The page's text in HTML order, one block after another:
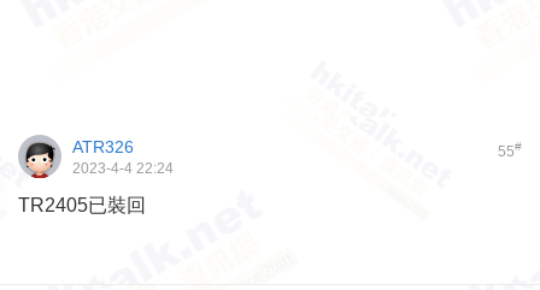
55#
ATR326
2023-4-4 22:24
TR2405已裝回